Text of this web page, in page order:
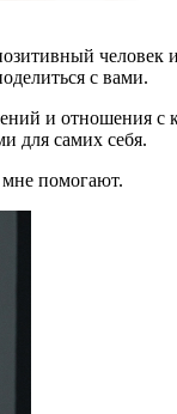
человек
с вами.
и отношения
для самих себя.
помогают.